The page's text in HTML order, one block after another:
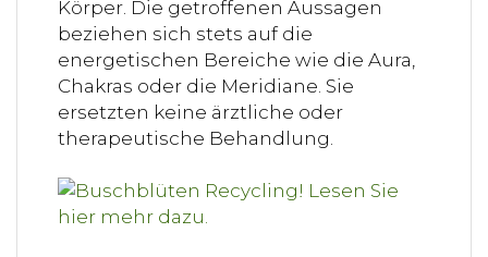
Körper. Die getroffenen Aussagen
beziehen sich stets auf die
energetischen Bereiche wie die Aura,
Chakras oder die Meridiane. Sie
ersetzten keine ärztliche oder
therapeutische Behandlung.